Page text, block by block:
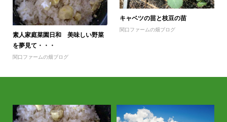
素人家庭菜園日和 美味しい野菜
を夢見て・・・
関口ファームの畑ブログ
キャベツの苗と枝豆の苗
関口ファームの畑ブログ